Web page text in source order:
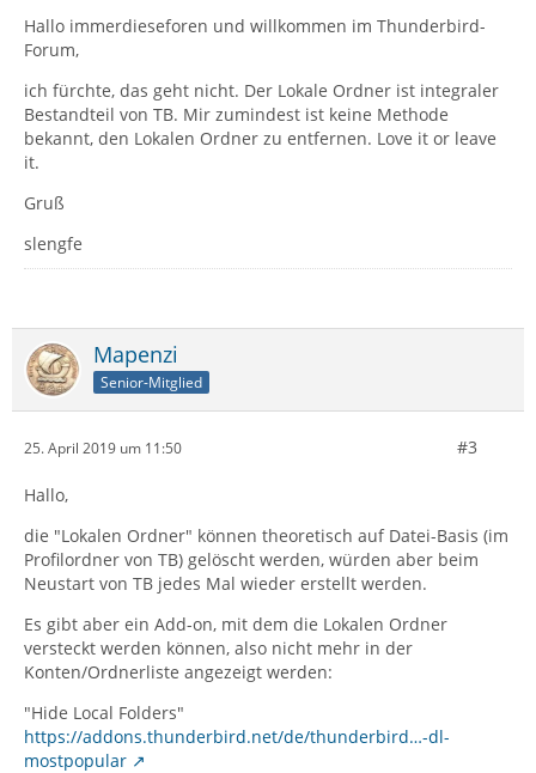
Hallo immerdieseforen und willkommen im Thunderbird-
Forum,
ich fürchte, das geht nicht. Der Lokale Ordner ist integraler
Bestandteil von TB. Mir zumindest ist keine Methode
bekannt, den Lokalen Ordner zu entfernen. Love it or leave
it.
Gruß
slengfe
Mapenzi
Senior-Mitglied
25. April 2019 um 11:50 #3
Hallo,
die "Lokalen Ordner" können theoretisch auf Datei-Basis (im
Profilordner von TB) gelöscht werden, würden aber beim
Neustart von TB jedes Mal wieder erstellt werden.
Es gibt aber ein Add-on, mit dem die Lokalen Ordner
versteckt werden können, also nicht mehr in der
Konten/Ordnerliste angezeigt werden:
"Hide Local Folders"
https://addons.thunderbird.net/de/thunderbird…-dl-
mostpopular